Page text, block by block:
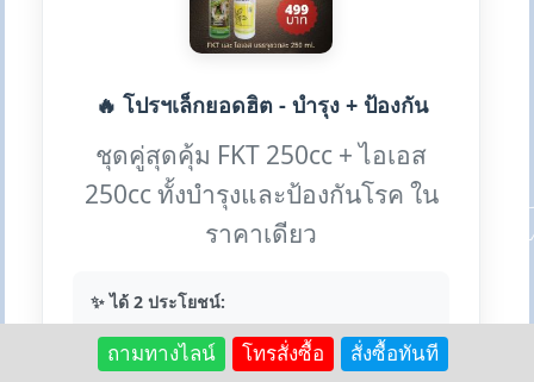
🔥 โปรฯเล็กยอดฮิต - บำรุง + ป้องกัน
ชุดคู่สุดคุ้ม FKT 250cc + ไอเอส
250cc ทั้งบำรุงและป้องกันโรค ใน
ราคาเดียว
✨ ได้ 2 ประโยชน์:
• FK ธรรมชาตินิยม: บำรุงฟื้นฟู
• ไอเอส: ป้องกันโรคราต่างๆ
ถามทางไลน์ โทรสั่งซื้อ สั่งซื้อทันที